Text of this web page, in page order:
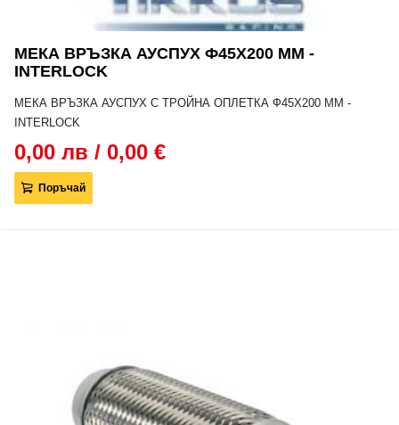
МЕКА ВРЪЗКА АУСПУХ Ф45Х200 MM -
INTERLOCK
МЕКА ВРЪЗКА АУСПУХ С ТРОЙНА ОПЛЕТКА Ф45Х200 MM -
INTERLOCK
0,00 лв / 0,00 €
Поръчай